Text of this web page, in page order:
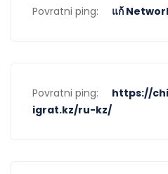
Povratni ping: แก้
Povratni ping:
https://
igrat.kz/ru-kz/